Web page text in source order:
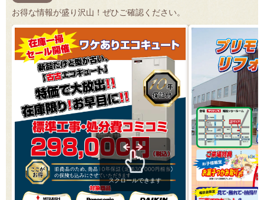
お得な情報が盛り沢山！ぜひご確認ください。
スクロールできます